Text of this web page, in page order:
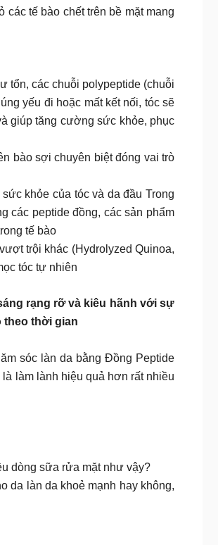
các tế bào chết trên bề mặt mang
tổn, các chuỗi polypeptide (chuỗi
yếu đi hoặc mất kết nối, tóc sẽ
giúp tăng cường sức khỏe, phục
bào sợi chuyên biệt đóng vai trò
khỏe của tóc và da đầu Trong
các peptide đồng, các sản phẩm
tế bào
trội khác (Hydrolyzed Quinoa,
tóc tự nhiên
rạng rỡ và kiêu hãnh với sự
theo thời gian
sóc làn da bằng Đồng Peptide
làm lành hiệu quả hơn rất nhiều
dòng sữa rửa mặt như vậy?
da làn da khoẻ mạnh hay không,